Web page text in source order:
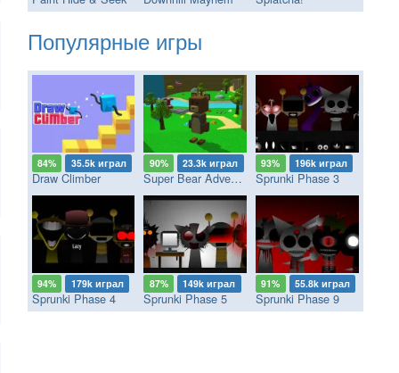
Популярные игры
84% 35.5k играл
Draw Climber
90% 23.3k играл
Super Bear Adventure
93% 196k играл
Sprunki Phase 3
94% 179k играл
Sprunki Phase 4
87% 149k играл
Sprunki Phase 5
91% 55.8k играл
Sprunki Phase 9